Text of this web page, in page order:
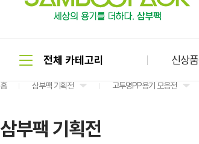
신상품
홈 삼부팩 기획전 고투명PP용기 모음전
삼부팩 기획전